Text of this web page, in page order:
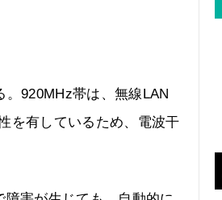
920MHz帯は、無線LAN
を有しているため、電波干